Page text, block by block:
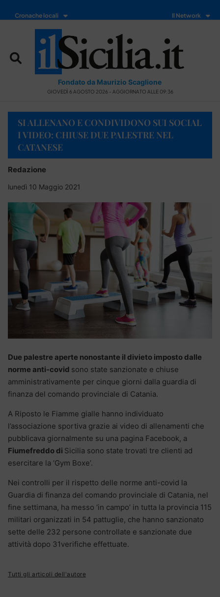
Cronache locali Il Network
Fondato da Maurizio Scaglione
GIOVEDÌ 6 AGOSTO 2026 - AGGIORNATO ALLE 09:36
SI ALLENANO E CONDIVIDONO SUI SOCIAL
I VIDEO: CHIUSE DUE PALESTRE NEL
CATANESE
Redazione
lunedì 10 Maggio 2021
Due palestre aperte nonostante il divieto imposto dalle
norme anti-covid sono state sanzionate e chiuse
amministrativamente per cinque giorni dalla guardia di
finanza del comando provinciale di Catania.
A Riposto le Fiamme gialle hanno individuato
l’associazione sportiva grazie ai video di allenamenti che
pubblicava giornalmente su una pagina Facebook, a
Fiumefreddo di Sicilia sono state trovati tre clienti ad
esercitare la ‘Gym Boxe’.
Nei controlli per il rispetto delle norme anti-covid la
Guardia di finanza del comando provinciale di Catania, nel
fine settimana, ha messo ‘in campo’ in tutta la provincia 115
militari organizzati in 54 pattuglie, che hanno sanzionato
sette delle 232 persone controllate e sanzionate due
attività dopo 31verifiche effettuate.
Tutti gli articoli dell'autore